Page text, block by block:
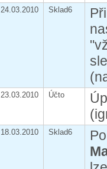
24.03.2010 Sklad6
23.03.2010 Účto
18.03.2010 Sklad6